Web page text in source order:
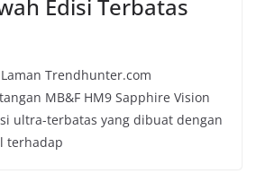
Edisi Terbatas
Trendhunter.com
MB&F HM9 Sapphire Vision
ultra-terbatas yang dibuat dengan
terhadap